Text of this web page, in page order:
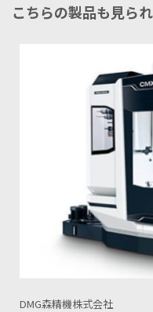
こちらの製品も見ら
DMG森精機株式